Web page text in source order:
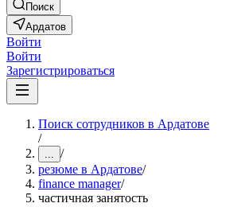
Поиск
Ардатов
Войти
Войти
Зарегистрироваться
Поиск сотрудников в Ардатове
/
... /
резюме в Ардатове/
finance manager/
частичная занятость